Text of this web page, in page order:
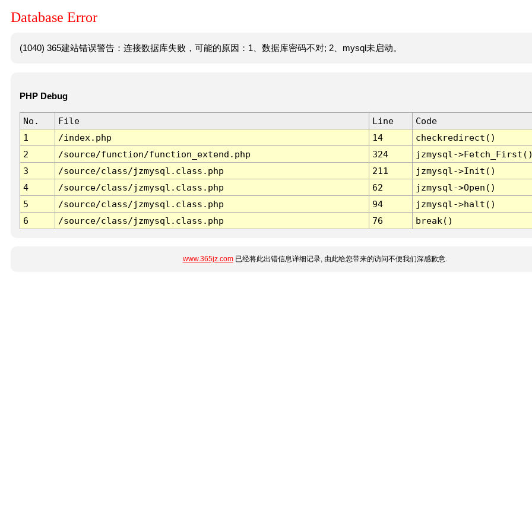
Database Error
(1040) 365建站错误警告：连接数据库失败，可能的原因：1、数据库密码不对; 2、mysql未启动。
PHP Debug
No. File Line
Code
1
/index.php 14
checkredirect()
2
/source/function/function_extend.php 324
jzmysql-
3
/source/class/jzmysql.class.php 211
jzmysql->Init()
4
/source/class/jzmysql.class.php 62
jzmysql->Open()
5
/source/class/jzmysql.class.php 94
jzmysql->halt()
6
/source/class/jzmysql.class.php 76 break()
www.365jz.com已经将此出错信息详细记录, 由此给您带来的访问不便我们深感歉意.